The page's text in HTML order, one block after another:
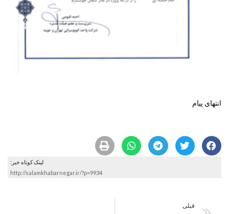
انتهای پیام
لینک کوتاه خبر:
http://salamkhabarnegar.ir/?p=9934
قبلی